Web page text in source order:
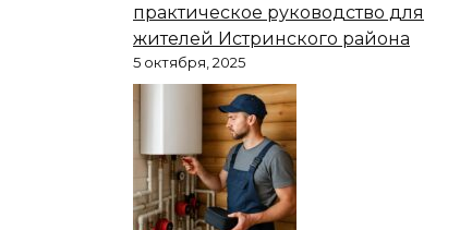
практическое руководство для
жителей Истринского района
5 октября, 2025